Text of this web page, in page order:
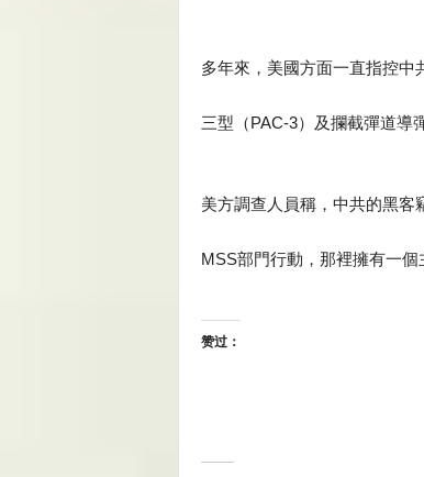
多年來，美國方面一直指控中
三型（PAC-3）及攔截彈道導
美方調查人員稱，中共的黑客
MSS部門行動，那裡擁有一個
赞过：